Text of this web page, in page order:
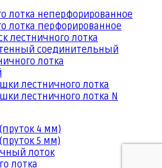
лотка неперфорированное
лотка перфорированное
лестничного лотка
соединительный
лотка
лестничного лотка
лестничного лотка N
4 мм)
5 мм)
лоток
лотка